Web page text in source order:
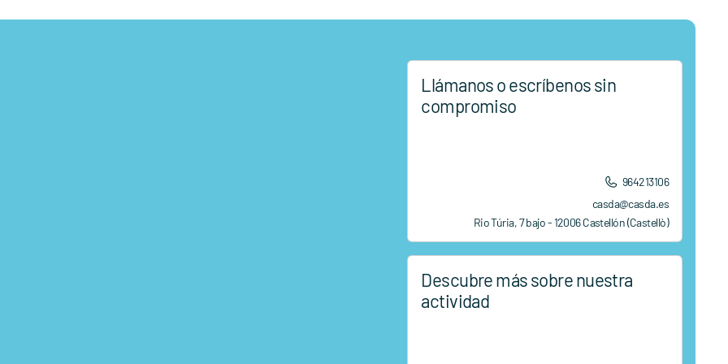
Llámanos o escríbenos sin
compromiso
964213106
casda@casda.es
Rio Túria, 7 bajo - 12006 Castellón (Castellò)
Descubre más sobre nuestra
actividad